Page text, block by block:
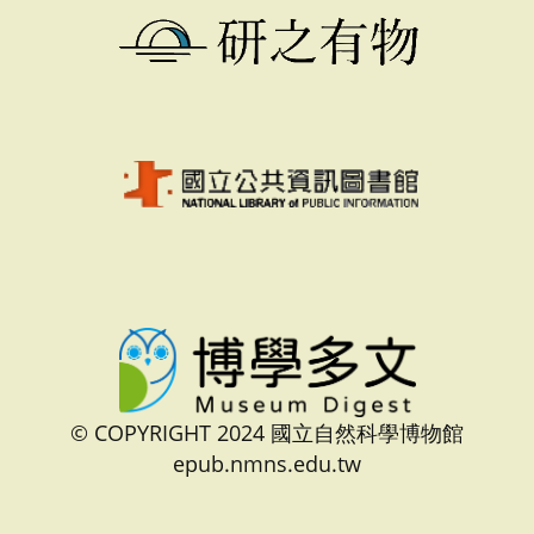
© COPYRIGHT 2024 國立自然科學博物館
epub.nmns.edu.tw